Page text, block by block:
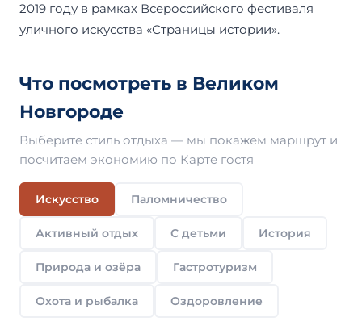
2019 году в рамках Всероссийского фестиваля
уличного искусства «Страницы истории».
Что посмотреть в Великом
Новгороде
Выберите стиль отдыха — мы покажем маршрут и
посчитаем экономию по Карте гостя
Искусство Паломничество
Активный отдых С детьми История
Природа и озёра Гастротуризм
Охота и рыбалка Оздоровление